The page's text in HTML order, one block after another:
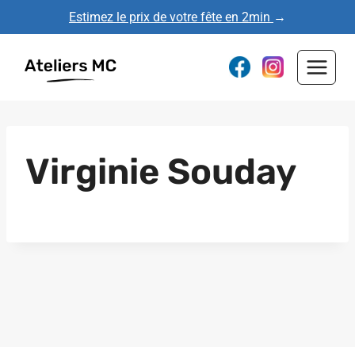
au
contenu
Estimez le prix de votre fête en 2min →
Virginie Souday